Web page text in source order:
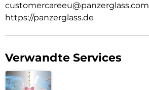
customercareeu@panzerglass.com
https://panzerglass.de
Verwandte Services